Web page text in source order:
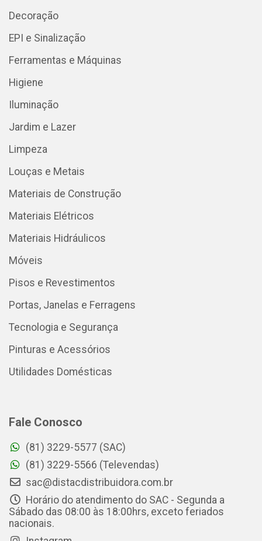
Decoração
EPI e Sinalização
Ferramentas e Máquinas
Higiene
Iluminação
Jardim e Lazer
Limpeza
Louças e Metais
Materiais de Construção
Materiais Elétricos
Materiais Hidráulicos
Móveis
Pisos e Revestimentos
Portas, Janelas e Ferragens
Tecnologia e Segurança
Pinturas e Acessórios
Utilidades Domésticas
Fale Conosco
(81) 3229-5577 (SAC)
(81) 3229-5566 (Televendas)
sac@distacdistribuidora.com.br
Horário do atendimento do SAC - Segunda a
Sábado das 08:00 às 18:00hrs, exceto feriados
nacionais.